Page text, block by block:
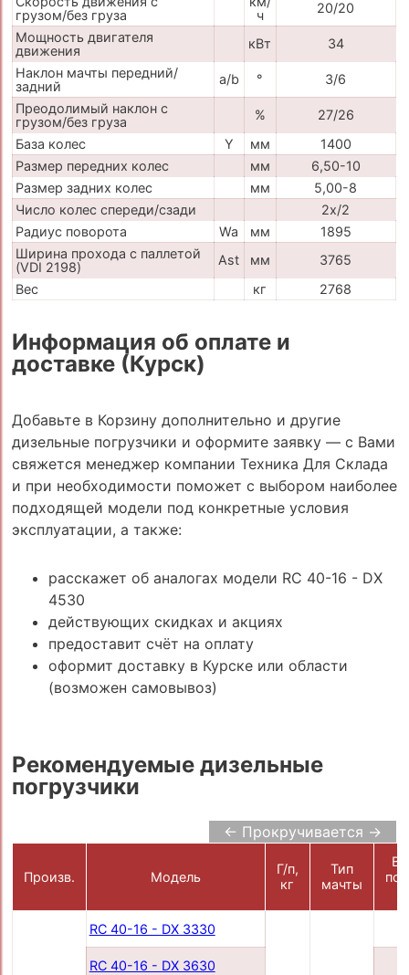
грузом/без груза
ч
20/20
Мощность двигателя
движения
кВт
34
Наклон мачты передний/
задний
a/b °
3/6
Преодолимый наклон с
грузом/без груза
%
27/26
База колес
Y мм
1400
Размер передних колес
мм
6,50-10
Размер задних колес
мм
5,00-8
Число колес спереди/сзади
2x/2
Радиус поворота
Wa мм
1895
Ширина прохода с паллетой
(VDI 2198)
Ast мм
3765
Вес
кг 2768
Информация об оплате и
доставке (Курск)
Добавьте в Корзину дополнительно и другие
дизельные погрузчики и оформите заявку — с Вами
свяжется менеджер компании Техника Для Склада
и при необходимости поможет с выбором наиболее
подходящей модели под конкретные условия
эксплуатации, а также:
расскажет об аналогах модели RC 40-16 - DX
4530
действующих скидках и акциях
предоставит счёт на оплату
оформит доставку в Курске или области
(возможен самовывоз)
Рекомендуемые дизельные
погрузчики
← Прокручивается →
Произв. Модель
Г/п,
кг
Тип
мачты
RC 40-16 - DX 3330
RC 40-16 - DX 3630